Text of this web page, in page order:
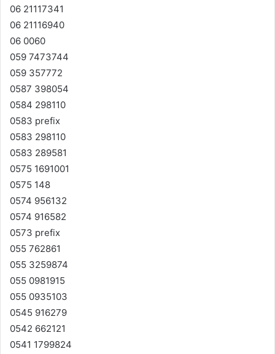
06 21117341
06 21116940
06 0060
059 7473744
059 357772
0587 398054
0584 298110
0583 prefix
0583 298110
0583 289581
0575 1691001
0575 148
0574 956132
0574 916582
0573 prefix
055 762861
055 3259874
055 0981915
055 0935103
0545 916279
0542 662121
0541 1799824